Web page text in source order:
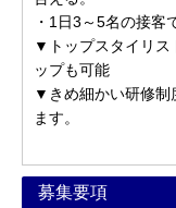
・1日3～5名の接客
▼トップスタイリス
ップも可能
▼きめ細かい研修制
ます。
募集要項